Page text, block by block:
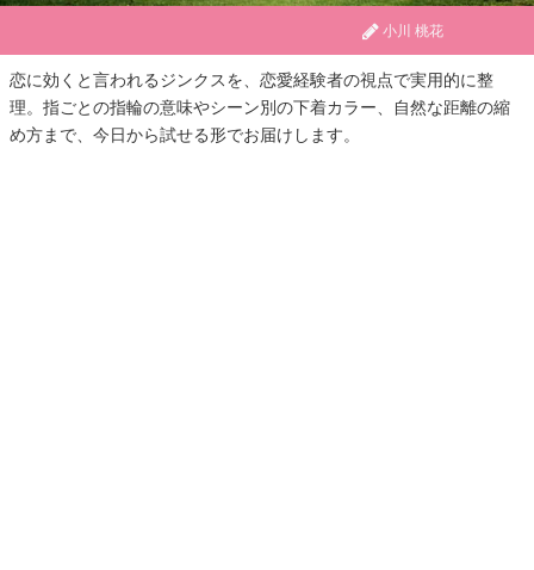
小川 桃花
恋に効くと言われるジンクスを、恋愛経験者の視点で実用的に整
理。指ごとの指輪の意味やシーン別の下着カラー、自然な距離の縮
め方まで、今日から試せる形でお届けします。